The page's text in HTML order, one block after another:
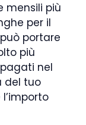
mensili più
per il
portare
più
nel
del tuo